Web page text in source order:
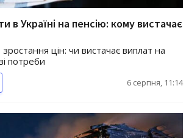
в Україні на пенсію: кому вистачає
зростання цін: чи вистачає виплат на
потреби
6 серпня, 11:14